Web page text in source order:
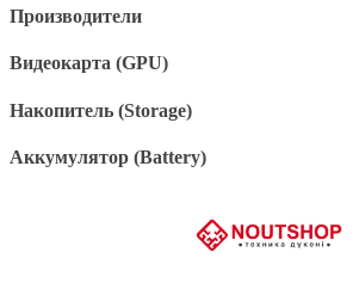
Производители
Видеокарта (GPU)
Накопитель (Storage)
Аккумулятор (Battery)